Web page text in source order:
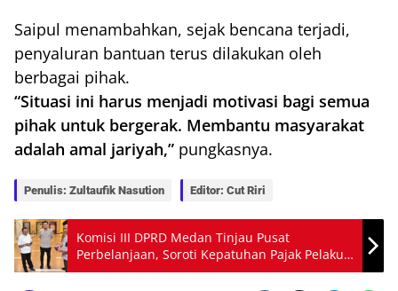
Saipul menambahkan, sejak bencana terjadi,
penyaluran bantuan terus dilakukan oleh
berbagai pihak.
“Situasi ini harus menjadi motivasi bagi semua
pihak untuk bergerak. Membantu masyarakat
adalah amal jariyah,” pungkasnya.
Penulis: Zultaufik Nasution Editor: Cut Riri
Komisi III DPRD Medan Tinjau Pusat
Perbelanjaan, Soroti Kepatuhan Pajak Pelaku
Usaha